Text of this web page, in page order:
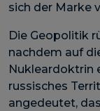
sich der Marke
Die Geopolitik
nachdem auf
Nukleardoktrin
russisches
angedeutet,